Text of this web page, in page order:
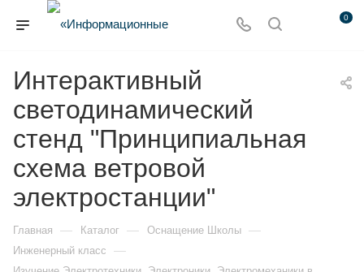
0
Интерактивный
светодинамический
стенд "Принципиальная
схема ветровой
электростанции"
Главная — Каталог — Оснащение Школы —
Инженерный класс —